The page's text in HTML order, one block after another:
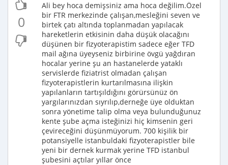
0
Ali bey hoca demişsiniz ama hoca değilim.Özel
bir FTR merkezinde çalışan,mesleğini seven ve
birtek çatı altında toplanmadan yapılacak
hareketlerin etkisinin daha düşük olacağını
düşünen bir fizyoterapistim sadece eğer TFD
mail ağına üyeyseniz birbirine övgü yağdıran
hocalar yerine şu an hastanelerde yataklı
servislerde fiziatrist olmadan çalışan
fizyoterapistlerin kurtarılmasına ilişkin
yapılanların tartışıldığını görürsünüz ön
yargılarınızdan sıyrılıp,derneğe üye olduktan
sonra yönetime talip olma veya bulunduğunuz
kente şube açma isteğinizi hiç kimsenin geri
çevireceğini düşünmüyorum. 700 kişilik bir
potansiyelle istanbuldaki fizyoterapistler bile
yeni bir dernek kurmak yerine TFD istanbul
şubesini açtılar yıllar önce